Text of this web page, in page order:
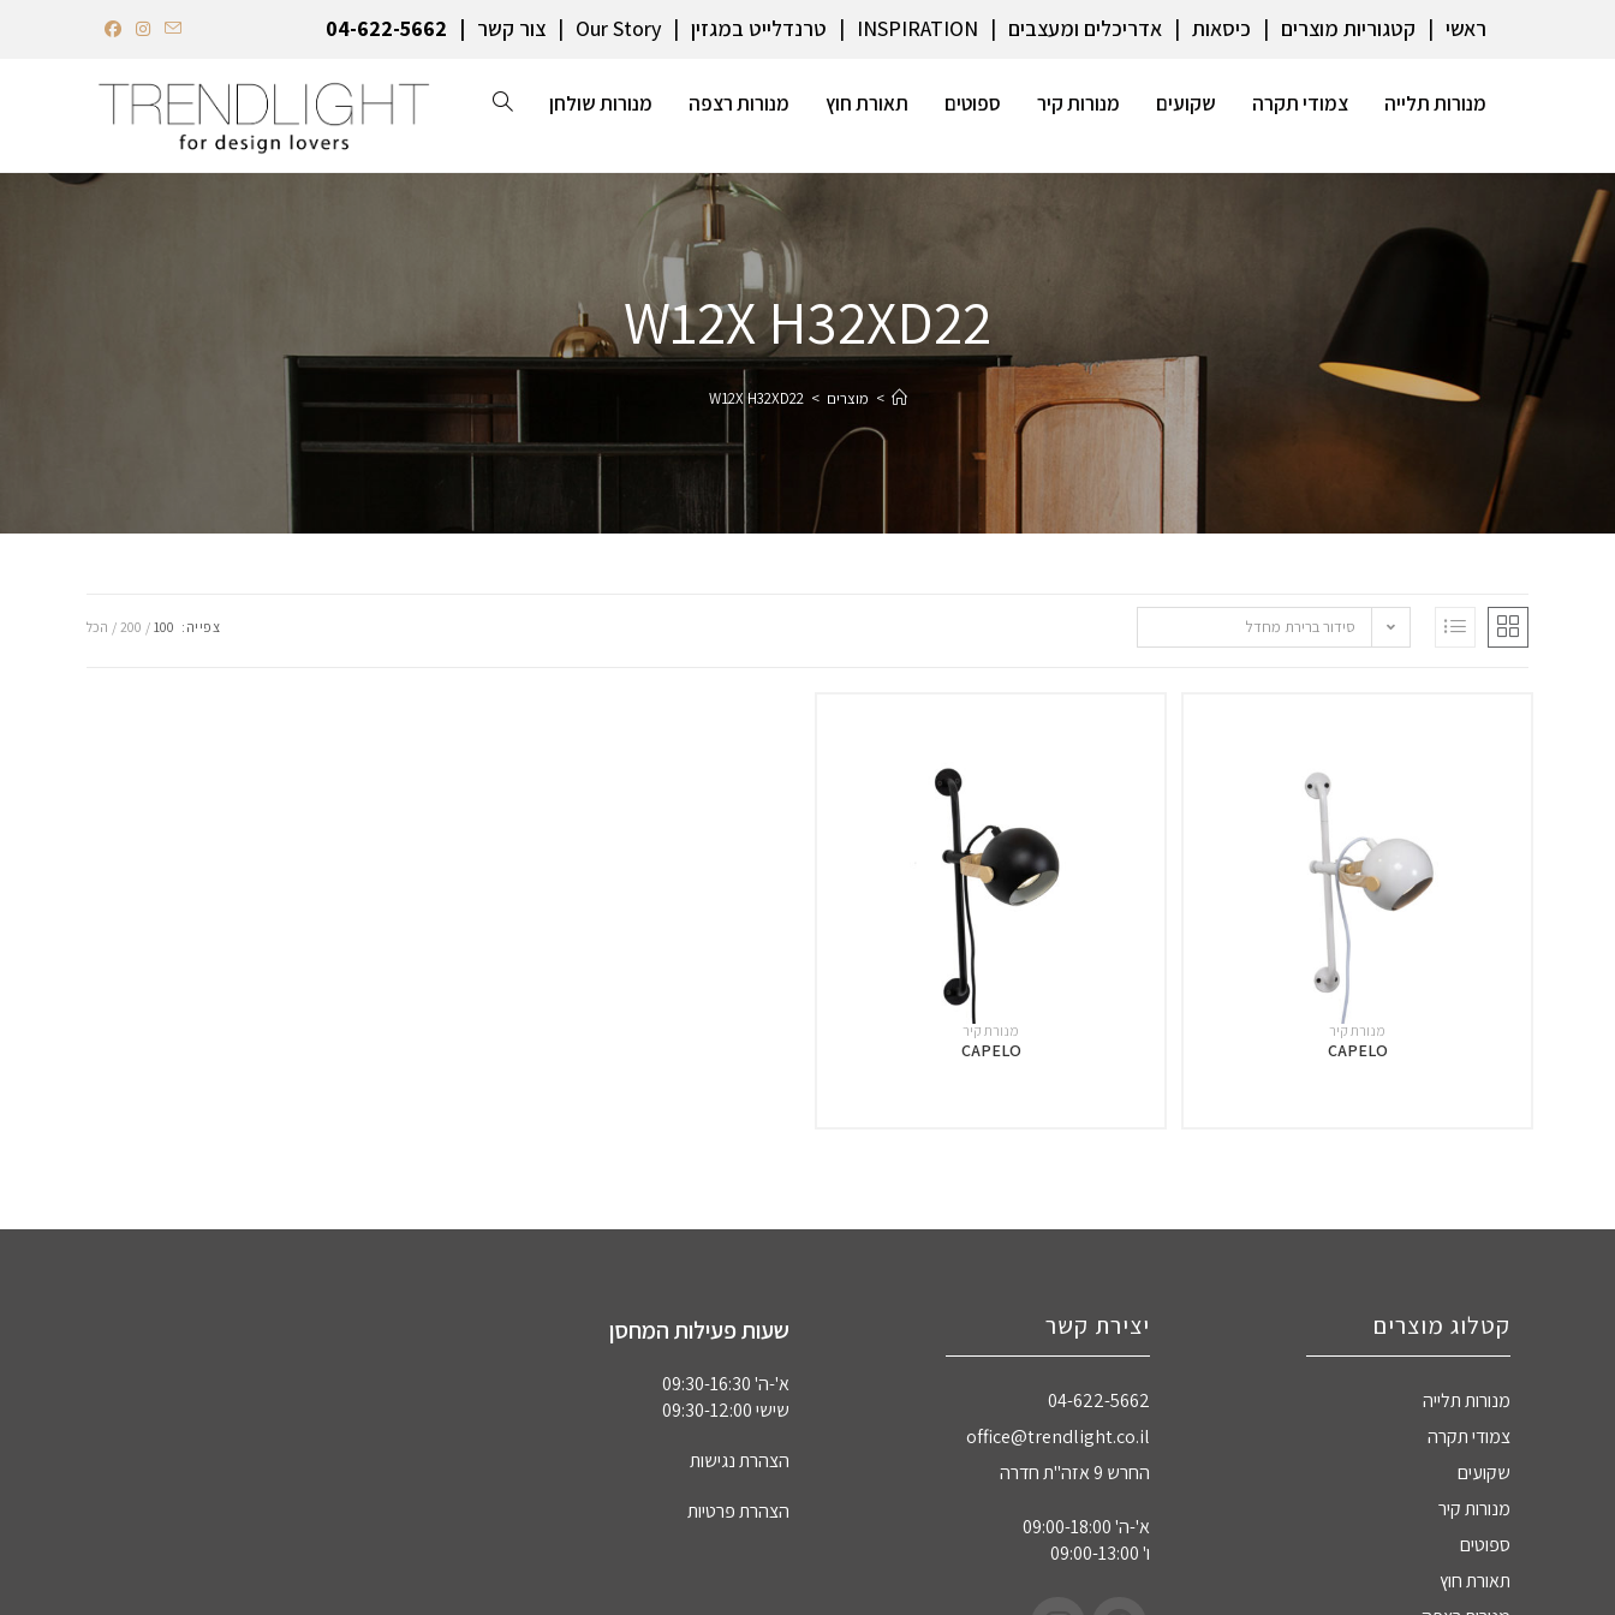
ראשי קטגוריות מוצרים כיסאות אדריכלים ומעצבים INSPIRATION טרנדלייט במגזין Our Story צור קשר 04-622-5662‏
מנורות תלייה צמודי תקרה שקועים מנורות קיר ספוטים תאורת חוץ מנורות רצפה מנורות שולחן
W12X H32XD22
> מוצרים >
W12X H32XD22
סידור ברירת מחדל צפייה: 100
200 הכל
מנורת קיר
CAPELO
מנורת קיר
CAPELO
קטלוג מוצרים
מנורות תלייה
צמודי תקרה
שקועים
מנורות קיר
ספוטים
תאורת חוץ
יצירת קשר
04-622-5662‏
office@trendlight.co.il
החרש 9 אזה"ת חדרה
א'-ה' 09:00-18:00
ו' 09:00-13:00
שעות פעילות המחסן
א'-ה' 09:30-16:30
שישי 09:30-12:00
הצהרת נגישות
הצהרת פרטיות